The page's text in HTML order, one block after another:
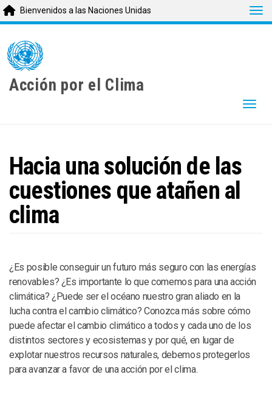
main
content
Bienvenidos a las Naciones Unidas
Acción por el Clima
Hacia una solución de las
cuestiones que atañen al
clima
¿Es posible conseguir un futuro más seguro con las energías
renovables? ¿Es importante lo que comemos para una acción
climática? ¿Puede ser el océano nuestro gran aliado en la
lucha contra el cambio climático? Conozca más sobre cómo
puede afectar el cambio climático a todos y cada uno de los
distintos sectores y ecosistemas y por qué, en lugar de
explotar nuestros recursos naturales, debemos protegerlos
para avanzar a favor de una acción por el clima.